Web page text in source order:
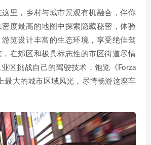
里，乡村与城市景观有机融合，伴你
度最高的地图中探索隐藏秘密，体验
览设计丰富的生态环境，享受绝佳驾
在郊区和极具标志性的市区街道尽情
区挑战自己的驾驶技术，饱览《Forza
最大的城市区域风光，尽情畅游这座车